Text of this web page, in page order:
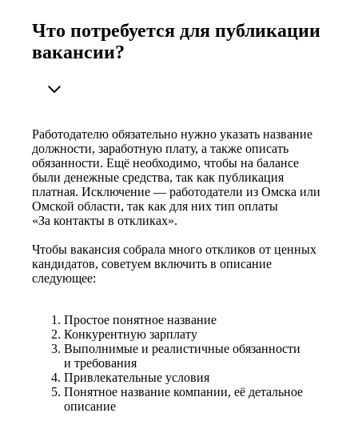
Что потребуется для публикации
вакансии?
Работодателю обязательно нужно указать название
должности, заработную плату, а также описать
обязанности. Ещё необходимо, чтобы на балансе
были денежные средства, так как публикация
платная. Исключение — работодатели из Омска или
Омской области, так как для них тип оплаты
«За контакты в откликах».
Чтобы вакансия собрала много откликов от ценных
кандидатов, советуем включить в описание
следующее:
Простое понятное название
Конкурентную зарплату
Выполнимые и реалистичные обязанности
и требования
Привлекательные условия
Понятное название компании, её детальное
описание